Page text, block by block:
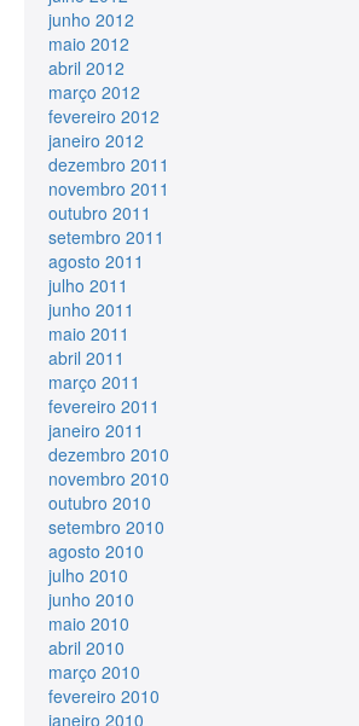
junho 2012
maio 2012
abril 2012
março 2012
fevereiro 2012
janeiro 2012
dezembro 2011
novembro 2011
outubro 2011
setembro 2011
agosto 2011
julho 2011
junho 2011
maio 2011
abril 2011
março 2011
fevereiro 2011
janeiro 2011
dezembro 2010
novembro 2010
outubro 2010
setembro 2010
agosto 2010
julho 2010
junho 2010
maio 2010
abril 2010
março 2010
fevereiro 2010
janeiro 2010